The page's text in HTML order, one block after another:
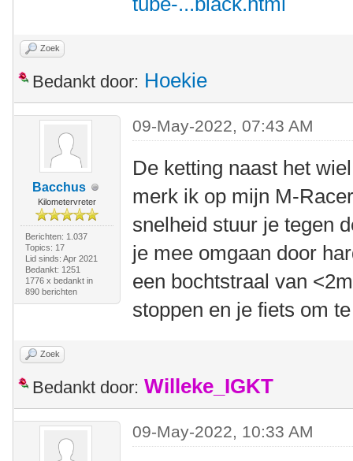
Zoek
Bedankt door: Hoekie
Bacchus
Kilometervreter
Berichten: 1.037
Topics: 17
Lid sinds: Apr 2021
Bedankt: 1251
1776 x bedankt in
890 berichten
09-May-2022, 07:43 AM
De ketting naast het
merk ik op mijn M-
snelheid stuur je tegen
je mee omgaan door
een bochtstraal van
stoppen en je fiets om
Zoek
Bedankt door: Willeke_IGKT
09-May-2022, 10:33 AM